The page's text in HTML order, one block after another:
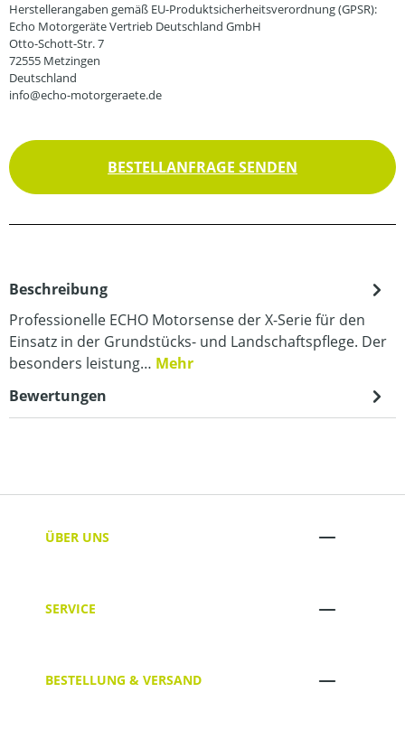
Herstellerangaben gemäß EU-Produktsicherheitsverordnung (GPSR):
Echo Motorgeräte Vertrieb Deutschland GmbH
Otto-Schott-Str. 7
72555 Metzingen
Deutschland
info@echo-motorgeraete.de
BESTELLANFRAGE SENDEN
Beschreibung
Professionelle ECHO Motorsense der X-Serie für den
Einsatz in der Grundstücks- und Landschaftspflege. Der
besonders leistung… Mehr
Bewertungen
ÜBER UNS
SERVICE
BESTELLUNG & VERSAND